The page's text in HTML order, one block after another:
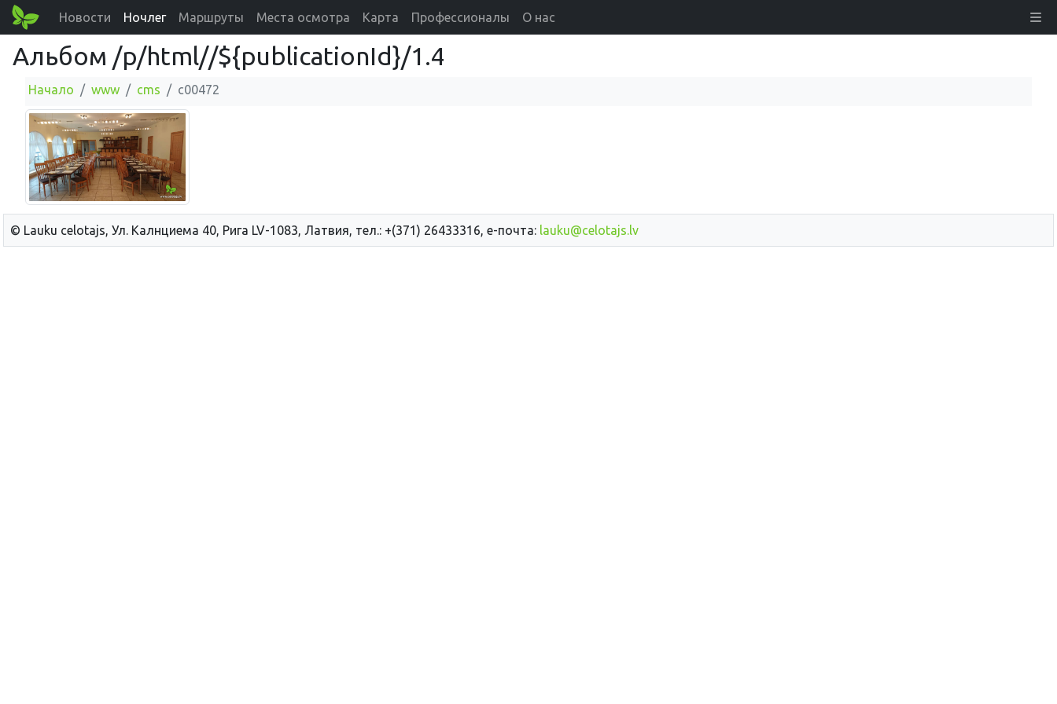
Новости Ночлег Маршруты Места осмотра Карта Профессионалы О нас
Альбом /p/html//${publicationId}/1.4
Начало www cms c00472
© Lauku сelotajs, Ул. Калнциема 40, Рига LV-1083, Латвия, тел.: +(371) 26433316, е-почта: lauku@celotajs.lv